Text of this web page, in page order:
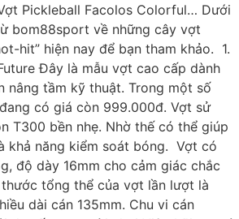
Pickleball Facolos Colorful… Dưới
bom88sport về những cây vợt
hit” hiện nay để bạn tham khảo. 1.
Đây là mẫu vợt cao cấp dành
nâng tầm kỹ thuật. Trong một số
có giá còn 999.000đ. Vợt sử
T300 bền nhẹ. Nhờ thế có thể giúp
khả năng kiểm soát bóng. Vợt có
độ dày 16mm cho cảm giác chắc
tổng thể của vợt lần lượt là
dài cán 135mm. Chu vi cán